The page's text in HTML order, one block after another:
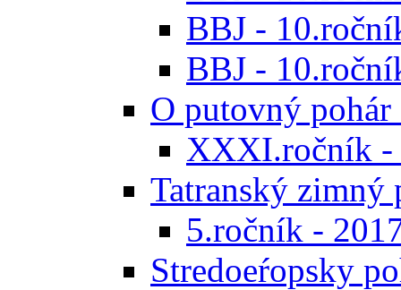
BBJ -
BBJ -
O putovný
XXXI.ročník -
Tatranský zimný
5.ročník -
Stredoeŕopsky